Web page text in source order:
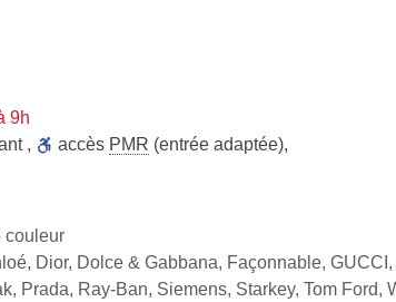
9h
, accès PMR (entrée adaptée),
couleur
Dior, Dolce & Gabbana, Façonnable,
Prada, Ray-Ban, Siemens, Starkey, Tom Ford,